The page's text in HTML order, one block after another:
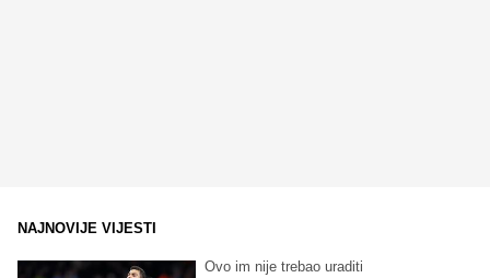
NAJNOVIJE VIJESTI
Ovo im nije trebao uraditi